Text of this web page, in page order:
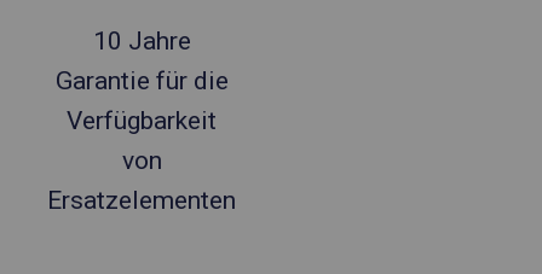
10 Jahre
Garantie für die
Verfügbarkeit
von
Ersatzelementen